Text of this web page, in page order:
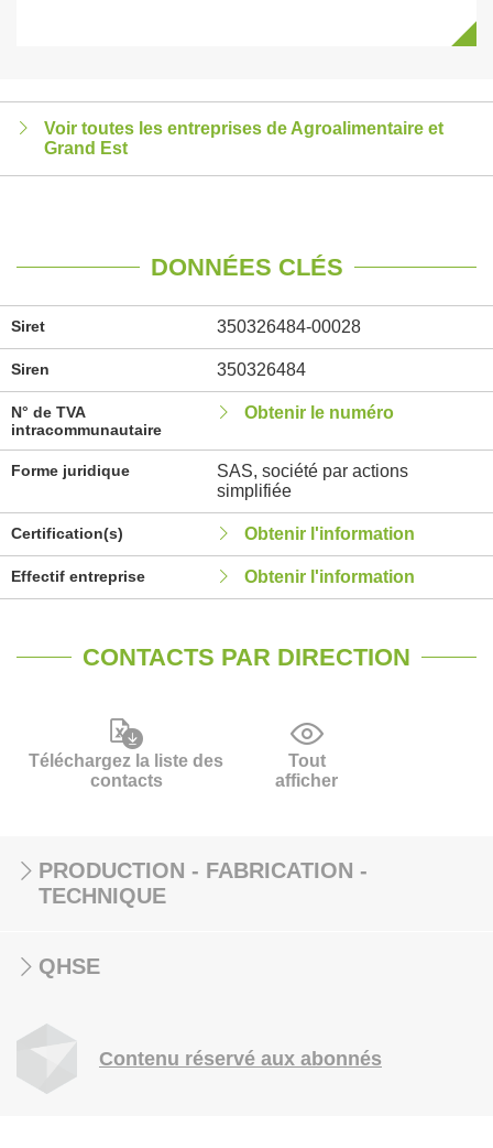
Voir toutes les entreprises de Agroalimentaire et
Grand Est
DONNÉES CLÉS
Siret 350326484-00028
Siren 350326484
N° de TVA
intracommunautaire
Obtenir le numéro
Forme juridique
SAS, société par actions
simplifiée
Certification(s) Obtenir l'information
Effectif entreprise Obtenir l'information
CONTACTS PAR DIRECTION
Téléchargez la liste des
contacts
Tout
afficher
PRODUCTION - FABRICATION -
TECHNIQUE
QHSE
Contenu réservé aux abonnés